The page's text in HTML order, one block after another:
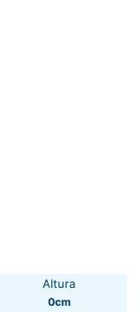
Altura
0cm